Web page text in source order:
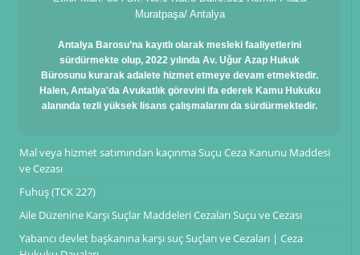
Muratpaşa/ Antalya
Antalya Barosu’na kayıtlı olarak mesleki faaliyetlerini
sürdürmekte olup, 2022 yılında Av. Uğur Azap Hukuk
Bürosunu kurarak adalete hizmet etmeye devam etmektedir.
Halen, Antalya'da Avukatlık görevini ifa ederek Kamu Hukuku
alanında tezli yüksek lisans çalışmalarını da sürdürmektedir.
Mal veya hizmet satımından kaçınma Suçu Ceza Kanunu Maddesi
ve Cezası
Fuhuş (TCK 227)
Aile Düzenine Karşı Suçlar Maddeleri Cezaları Suçu ve Cezası
Yabancı devlet başkanına karşı suç Suçları ve Cezaları | Ceza